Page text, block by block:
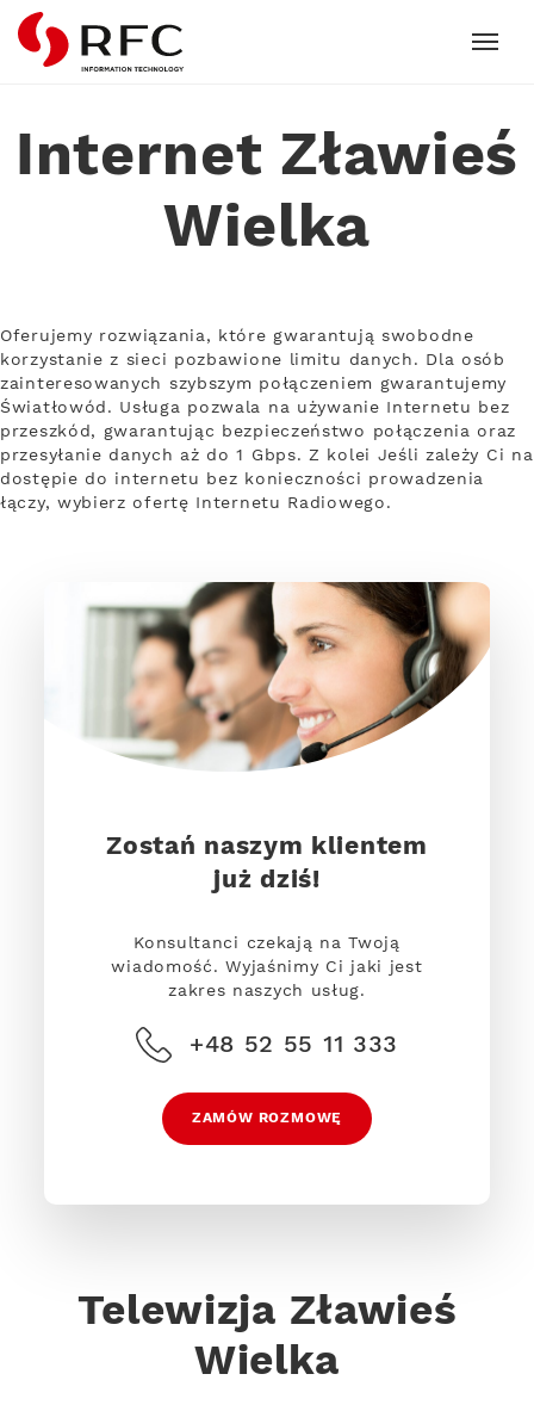
RFC
Internet Zławieś
Wielka
Oferujemy rozwiązania, które gwarantują swobodne
korzystanie z sieci pozbawione limitu danych. Dla osób
zainteresowanych szybszym połączeniem gwarantujemy
Światłowód. Usługa pozwala na używanie Internetu bez
przeszkód, gwarantując bezpieczeństwo połączenia oraz
przesyłanie danych aż do 1 Gbps. Z kolei Jeśli zależy Ci na
dostępie do internetu bez konieczności prowadzenia
łączy, wybierz ofertę Internetu Radiowego.
Zostań naszym klientem
już dziś!
Konsultanci czekają na Twoją
wiadomość. Wyjaśnimy Ci jaki jest
zakres naszych usług.
+48 52 55 11 333
ZAMÓW ROZMOWĘ
Telewizja Zławieś
Wielka